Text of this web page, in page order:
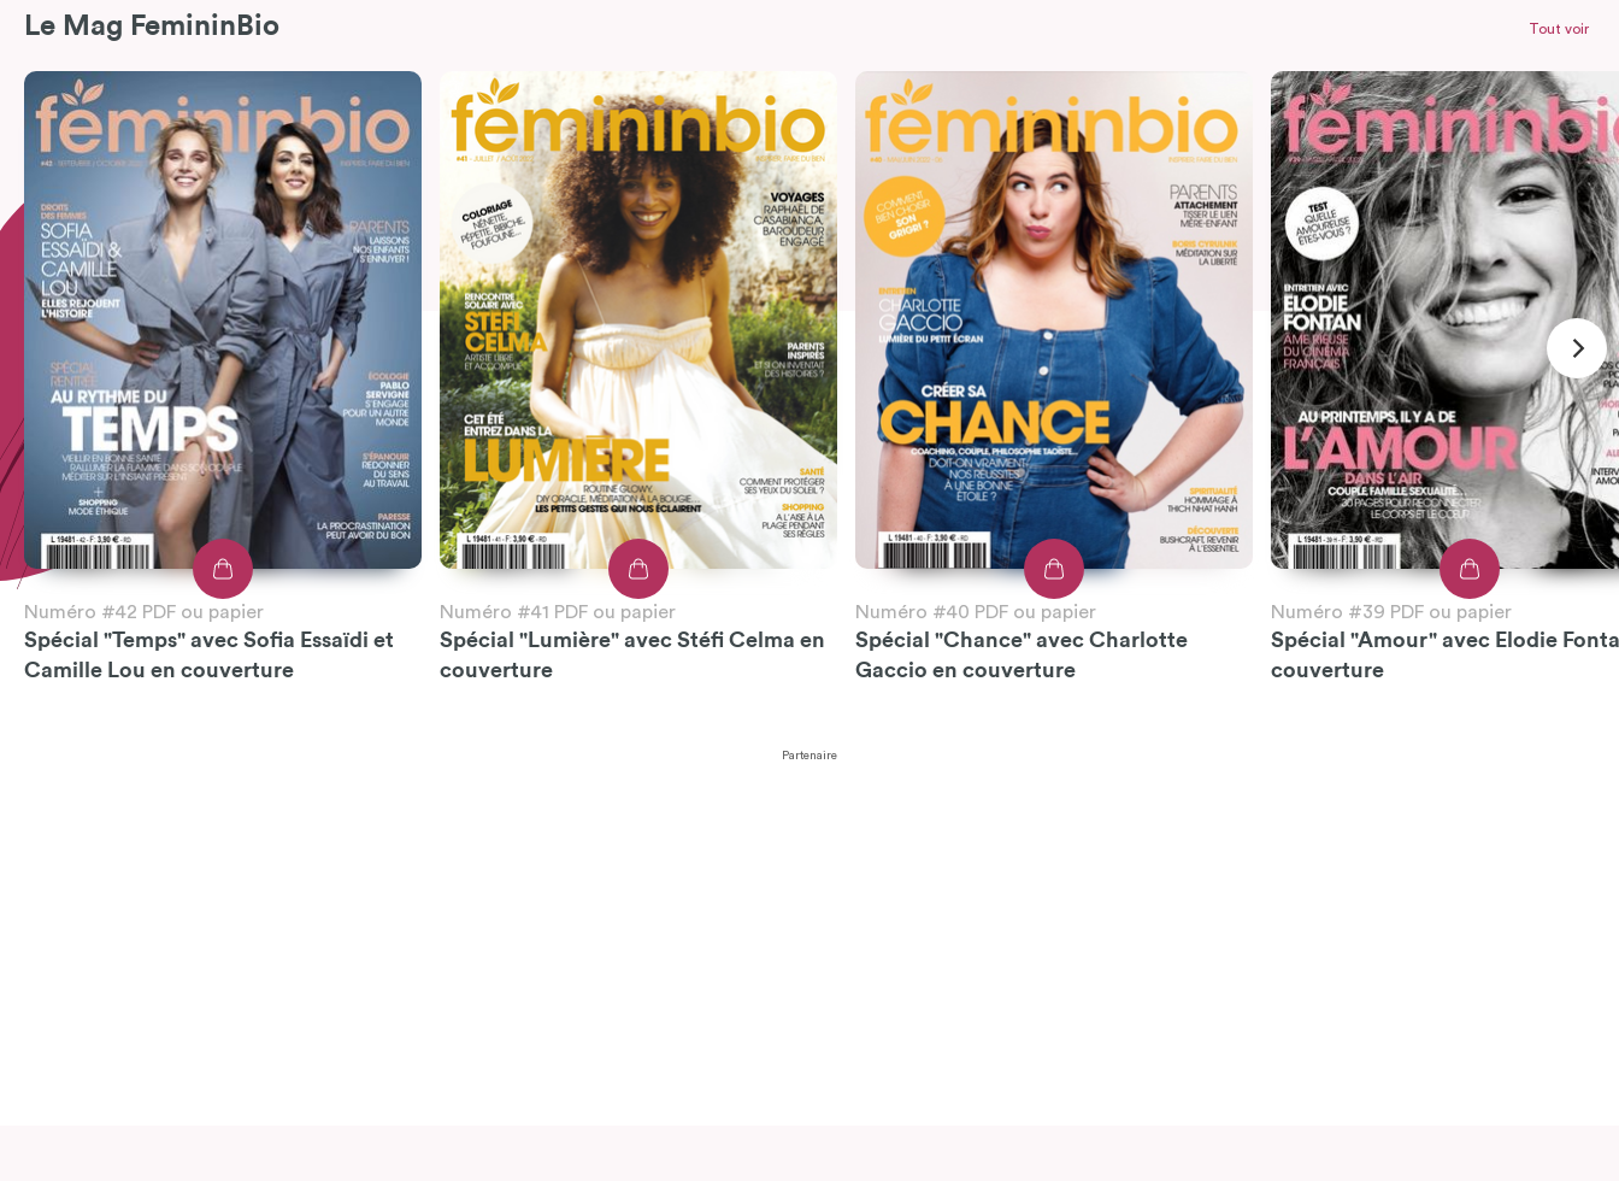
Le Mag FemininBio
Numéro #42 PDF ou papier
Spécial "Temps" avec Sofia Essaïdi et
Camille Lou en couverture
Numéro #41 PDF ou papier
Spécial "Lumière" avec Stéfi Celma en
couverture
Numéro #40 PDF ou papier
Spécial "Chance" avec Charlotte
Gaccio en couverture
Numéro #39 PDF ou papier
Spécial "Amour" avec Elodie
couverture
Tout voir
Partenaire